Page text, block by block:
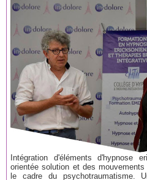
Intégration d'éléments d'hypnose
orientée solution et des
le cadre du psychotraumatisme.